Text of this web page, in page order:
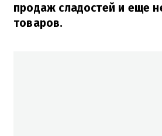
продаж сладостей и еще
товаров.